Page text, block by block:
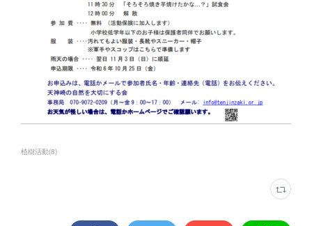
植樹活動(8)